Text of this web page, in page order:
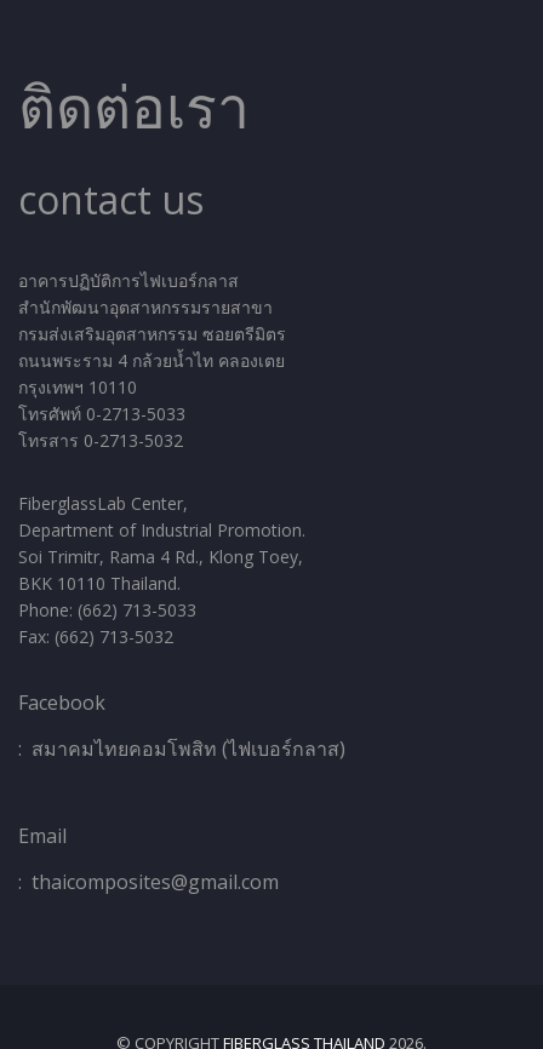
ติดต่อเรา
contact us
อาคารปฏิบัติการไฟเบอร์กลาส
สำนักพัฒนาอุตสาหกรรมรายสาขา
กรมส่งเสริมอุตสาหกรรม ซอยตรีมิตร
ถนนพระราม 4 กล้วยน้ำไท คลองเตย
กรุงเทพฯ 10110
โทรศัพท์ 0-2713-5033
โทรสาร 0-2713-5032
FiberglassLab Center,
Department of Industrial Promotion.
Soi Trimitr, Rama 4 Rd., Klong Toey,
BKK 10110 Thailand.
Phone: (662) 713-5033
Fax: (662) 713-5032
Facebook
: สมาคมไทยคอมโพสิท (ไฟเบอร์กลาส)
Email
: thaicomposites@gmail.com
© COPYRIGHTFIBERGLASS THAILAND 2026.